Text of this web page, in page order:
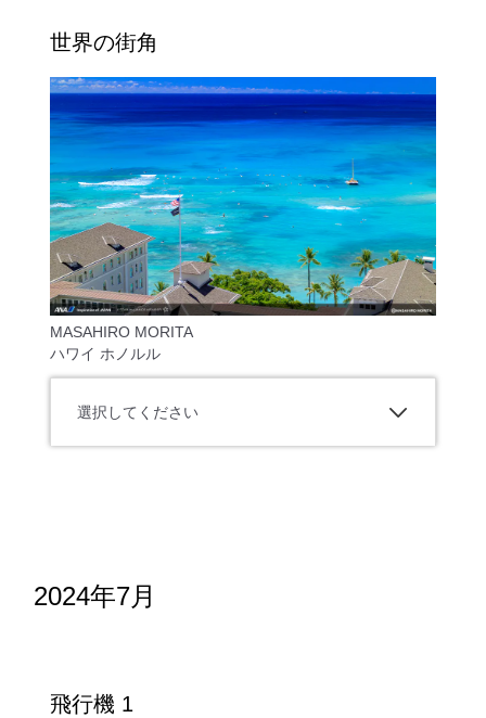
世界の街角
MASAHIRO MORITA
ハワイ ホノルル
選択してください
2024年7月
飛行機 1